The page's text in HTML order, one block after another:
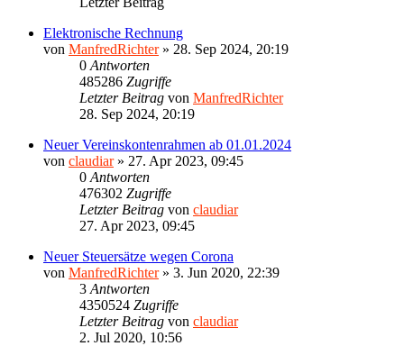
Elektronische Rechnung
von ManfredRichter» 28. Sep 2024, 20:19
0 Antworten
485286 Zugriffe
Letzter Beitrag von ManfredRichter
28. Sep 2024, 20:19
Neuer Vereinskontenrahmen ab 01.01.2024
von claudiar» 27. Apr 2023, 09:45
0 Antworten
476302 Zugriffe
Letzter Beitrag von claudiar
27. Apr 2023, 09:45
Neuer Steuersätze wegen Corona
von ManfredRichter» 3. Jun 2020, 22:39
3 Antworten
4350524 Zugriffe
Letzter Beitrag von claudiar
2. Jul 2020, 10:56